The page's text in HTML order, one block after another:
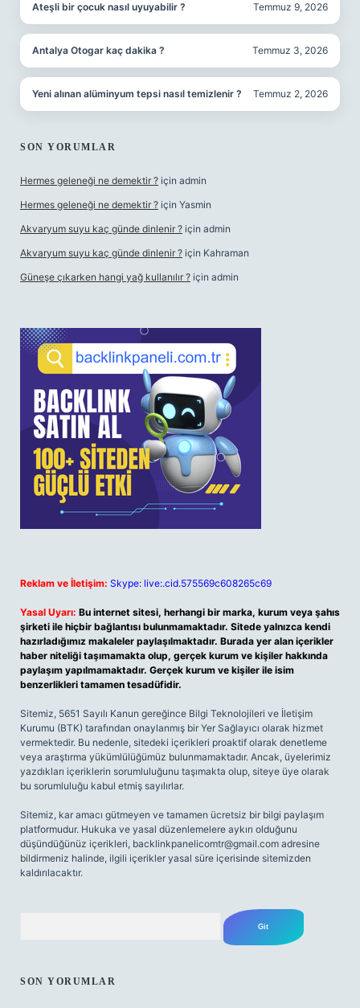
Ateşli bir çocuk nasıl uyuyabilir ? Temmuz 9, 2026
Antalya Otogar kaç dakika ? Temmuz 3, 2026
Yeni alınan alüminyum tepsi nasıl temizlenir ? Temmuz 2, 2026
SON YORUMLAR
Hermes geleneği ne demektir ? için admin
Hermes geleneği ne demektir ? için Yasmin
Akvaryum suyu kaç günde dinlenir ? için admin
Akvaryum suyu kaç günde dinlenir ? için Kahraman
Güneşe çıkarken hangi yağ kullanılır ? için admin
Reklam ve İletişim: Skype: live:.cid.575569c608265c69
Yasal Uyarı: Bu internet sitesi, herhangi bir marka, kurum veya şahıs
şirketi ile hiçbir bağlantısı bulunmamaktadır. Sitede yalnızca kendi
hazırladığımız makaleler paylaşılmaktadır. Burada yer alan içerikler
haber niteliği taşımamakta olup, gerçek kurum ve kişiler hakkında
paylaşım yapılmamaktadır. Gerçek kurum ve kişiler ile isim
benzerlikleri tamamen tesadüfidir.
Sitemiz, 5651 Sayılı Kanun gereğince Bilgi Teknolojileri ve İletişim
Kurumu (BTK) tarafından onaylanmış bir Yer Sağlayıcı olarak hizmet
vermektedir. Bu nedenle, sitedeki içerikleri proaktif olarak denetleme
veya araştırma yükümlülüğümüz bulunmamaktadır. Ancak, üyelerimiz
yazdıkları içeriklerin sorumluluğunu taşımakta olup, siteye üye olarak
bu sorumluluğu kabul etmiş sayılırlar.
Sitemiz, kar amacı gütmeyen ve tamamen ücretsiz bir bilgi paylaşım
platformudur. Hukuka ve yasal düzenlemelere aykırı olduğunu
düşündüğünüz içerikleri, backlinkpanelicomtr@gmail.com adresine
bildirmeniz halinde, ilgili içerikler yasal süre içerisinde sitemizden
kaldırılacaktır.
SON YORUMLAR